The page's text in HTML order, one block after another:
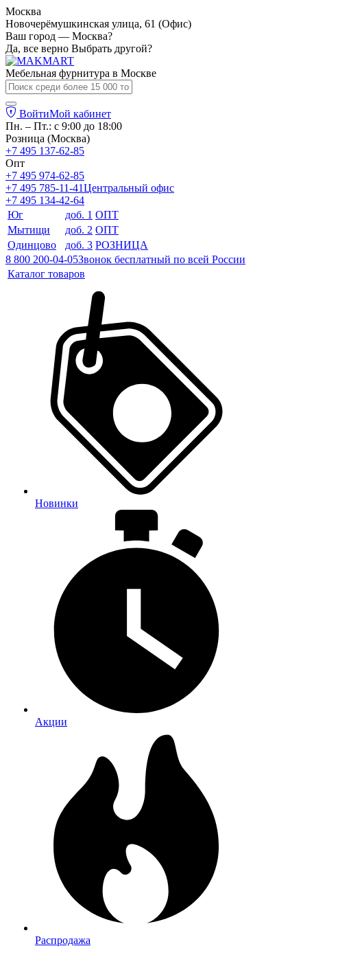
Москва
Новочерёмушкинская улица, 61 (Офис)
Ваш город — Москва?
Да, все верно Выбрать другой?
Мебельная фурнитура в Москве
ВойтиМой кабинет
Пн. – Пт.: с 9:00 до 18:00
Розница (Москва)
+7 495 137-62-85
Опт
+7 495 974-62-85
+7 495 785-11-41Центральный офис
+7 495 134-42-64
Юг
доб. 1 ОПТ
Мытищи
доб. 2 ОПТ
Одинцово
доб. 3 РОЗНИЦА
8 800 200-04-05Звонок бесплатный по всей России
Каталог товаров
Новинки
Акции
Распродажа